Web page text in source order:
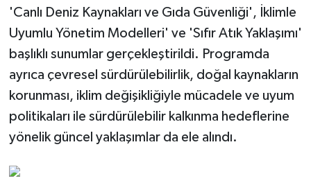
'Canlı Deniz Kaynakları ve Gıda Güvenliği', İklimle
Uyumlu Yönetim Modelleri' ve 'Sıfır Atık Yaklaşımı'
başlıklı sunumlar gerçekleştirildi. Programda
ayrıca çevresel sürdürülebilirlik, doğal kaynakların
korunması, iklim değişikliğiyle mücadele ve uyum
politikaları ile sürdürülebilir kalkınma hedeflerine
yönelik güncel yaklaşımlar da ele alındı.